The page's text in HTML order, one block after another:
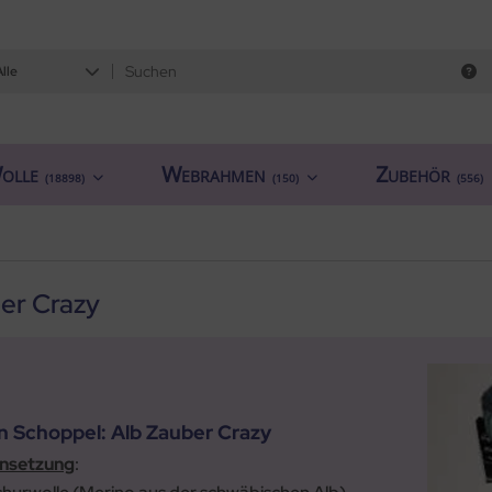
(18898) Webrahmen (150) Zubehör (556)
Crazy
Schoppel: Alb Zauber Crazy
: